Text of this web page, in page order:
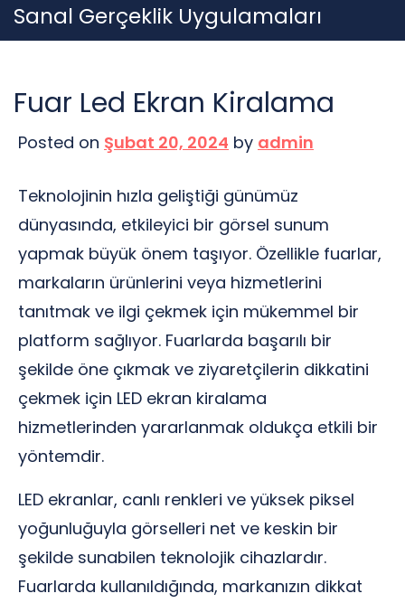
Skip
to
Sanal Gerçeklik Uygulamaları
Fuar Led Ekran Kiralama
Posted on Şubat 20, 2024 by admin
Teknolojinin hızla geliştiği günümüz
dünyasında, etkileyici bir görsel sunum
yapmak büyük önem taşıyor. Özellikle fuarlar,
markaların ürünlerini veya hizmetlerini
tanıtmak ve ilgi çekmek için mükemmel bir
platform sağlıyor. Fuarlarda başarılı bir
şekilde öne çıkmak ve ziyaretçilerin dikkatini
çekmek için LED ekran kiralama
hizmetlerinden yararlanmak oldukça etkili bir
yöntemdir.
LED ekranlar, canlı renkleri ve yüksek piksel
yoğunluğuyla görselleri net ve keskin bir
şekilde sunabilen teknolojik cihazlardır.
Fuarlarda kullanıldığında, markanızın dikkat